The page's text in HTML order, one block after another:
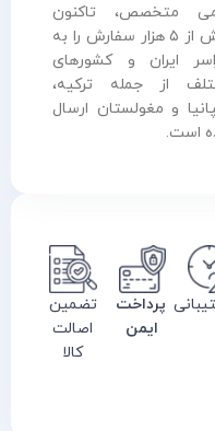
پرداخت
ایمن
تضمین
اصالت
کالا
متخصص، تاکنون
بیش از ۵ هزار سفارش را به
ایران و کشورهای
از جمله ترکیه،
و مغولستان ارسال
است.